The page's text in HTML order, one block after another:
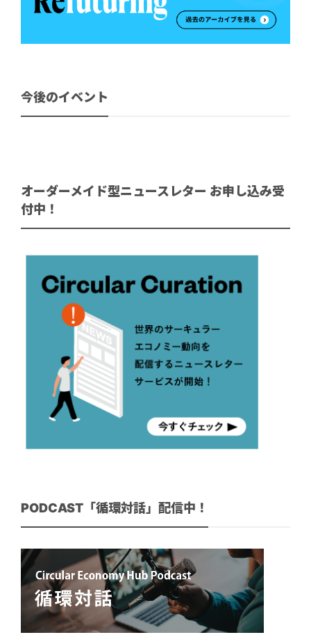
今後のイベント
オーダーメイド型ニュースレター お申し込み受
付中！
PODCAST「循環対話」配信中！